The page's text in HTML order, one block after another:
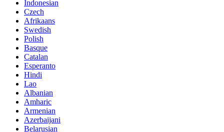
Indonesian
Czech
Afrikaans
Swedish
Polish
Basque
Catalan
Esperanto
Hindi
Lao
Albanian
Amharic
Armenian
Azerbaijani
Belarusian